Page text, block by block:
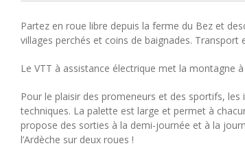
Partez en roue libre depuis la ferme du Bez et
villages perchés et coins de baignades. Transport
Le VTT à assistance électrique met la montagne
Pour le plaisir des promeneurs et des sportifs,
techniques. La palette est large et permet à
propose des sorties à la demi-journée et à la
l’Ardèche sur deux roues !